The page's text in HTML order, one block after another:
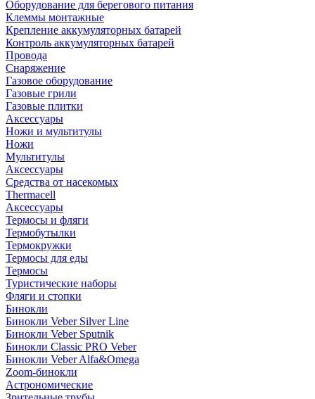
Оборудование для берегового питания
Клеммы монтажные
Крепление аккумуляторных батарей
Контроль аккумуляторных батарей
Провода
Снаряжение
Газовое оборудование
Газовые грили
Газовые плитки
Аксессуары
Ножи и мультитулы
Ножи
Мультитулы
Аксессуары
Средства от насекомых
Thermacell
Аксессуары
Термосы и фляги
Термобутылки
Термокружки
Термосы для еды
Термосы
Туристические наборы
Фляги и стопки
Бинокли
Бинокли Veber Silver Line
Бинокли Veber Sputnik
Бинокли Classic PRO Veber
Бинокли Veber Alfa&Omega
Zoom-бинокли
Астрономические